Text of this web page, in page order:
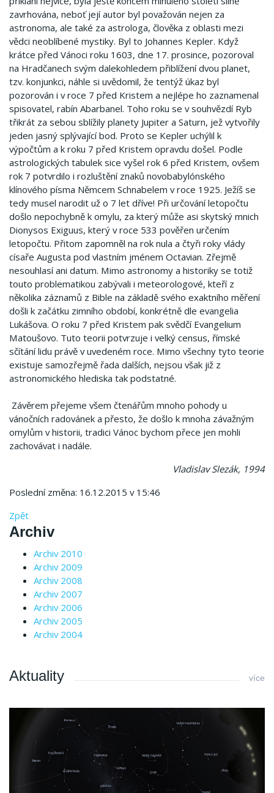
zavrhována, neboť její autor byl považován nejen za
astronoma, ale také za astrologa, člověka z oblasti mezi
vědci neoblíbené mystiky. Byl to Johannes Kepler. Když
krátce před Vánoci roku 1603, dne 17. prosince, pozoroval
na Hradčanech svým dalekohledem přiblížení dvou planet,
tzv. konjunkci, náhle si uvědomil, že tentýž úkaz byl
pozorován i v roce 7 před Kristem a nejlépe ho zaznamenal
spisovatel, rabín Abarbanel. Toho roku se v souhvězdí Ryb
třikrát za sebou sblížily planety Jupiter a Saturn, jež vytvořily
jeden jasný splývající bod. Proto se Kepler uchýlil k
výpočtům a k roku 7 před Kristem opravdu došel. Podle
astrologických tabulek sice vyšel rok 6 před Kristem, ovšem
rok 7 potvrdilo i rozluštění znaků novobabylónského
klínového písma Němcem Schnabelem v roce 1925. Ježíš se
tedy musel narodit už o 7 let dříve! Při určování letopočtu
došlo nepochybně k omylu, za který může asi skytský mnich
Dionysos Exiguus, který v roce 533 pověřen určením
letopočtu. Přitom zapomněl na rok nula a čtyři roky vlády
císaře Augusta pod vlastním jménem Octavian. Zřejmě
nesouhlasí ani datum. Mimo astronomy a historiky se totiž
touto problematikou zabývali i meteorologové, kteří z
několika záznamů z Bible na základě svého exaktního měření
došli k začátku zimního období, konkrétně dle evangelia
Lukášova. O roku 7 před Kristem pak svědčí Evangelium
Matoušovo. Tuto teorii potvrzuje i velký census, římské
sčítání lidu právě v uvedeném roce. Mimo všechny tyto teorie
existuje samozřejmě řada dalších, nejsou však již z
astronomického hlediska tak podstatné.
Závěrem přejeme všem čtenářům mnoho pohody u
vánočních radovánek a přesto, že došlo k mnoha závažným
omylům v historii, tradici Vánoc bychom přece jen mohli
zachovávat i nadále.
Vladislav Slezák, 1994
Poslední změna: 16.12.2015 v 15:46
Zpět
Archiv
Archiv 2010
Archiv 2009
Archiv 2008
Archiv 2007
Archiv 2006
Archiv 2005
Archiv 2004
Aktuality více